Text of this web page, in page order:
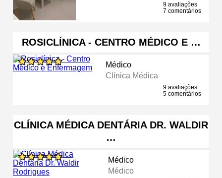
9 avaliações
7 comentários
ROSICLÍNICA - CENTRO MÉDICO E …
Médico
Clínica Médica
9 avaliações
5 comentários
CLÍNICA MÉDICA DENTÁRIA DR. WALDIR
…
Médico
Médico